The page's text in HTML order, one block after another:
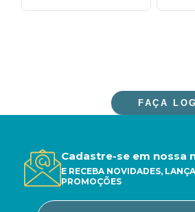
FAÇA
Cadastre-se em nossa
E RECEBA NOVIDADES,
PROMOÇÕES